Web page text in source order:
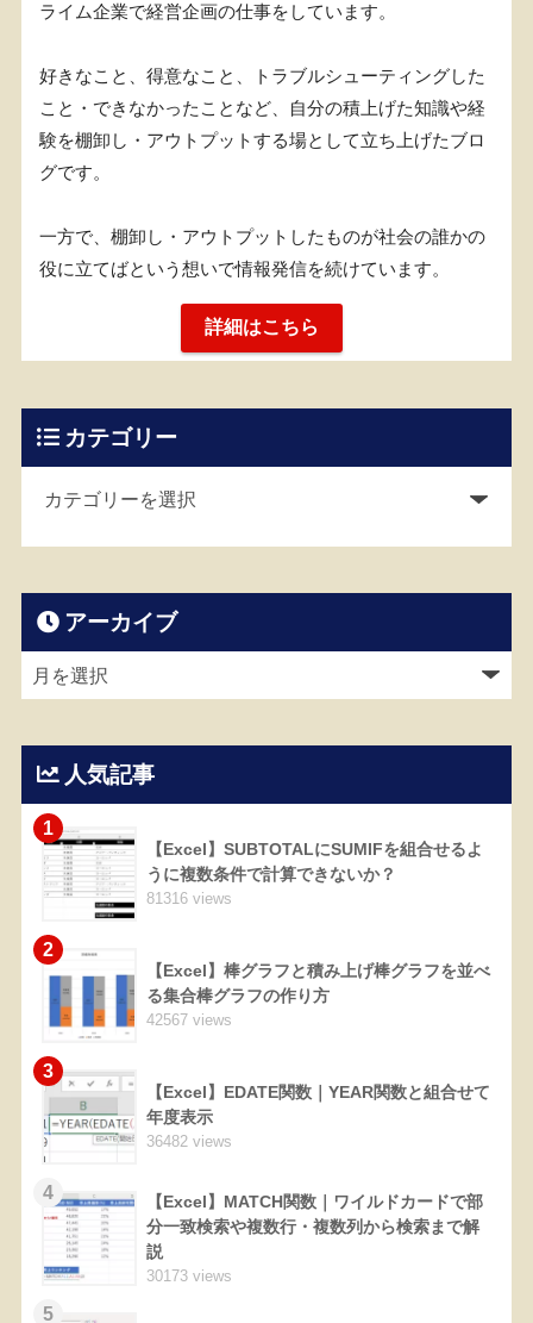
ライム企業で経営企画の仕事をしています。
好きなこと、得意なこと、トラブルシューティングした
こと・できなかったことなど、自分の積上げた知識や経
験を棚卸し・アウトプットする場として立ち上げたブロ
グです。
一方で、棚卸し・アウトプットしたものが社会の誰かの
役に立てばという想いで情報発信を続けています。
詳細はこちら
カテゴリー
アーカイブ
人気記事
1
【Excel】SUBTOTALにSUMIFを組合せるよ
うに複数条件で計算できないか？
81316 views
2
【Excel】棒グラフと積み上げ棒グラフを並べ
る集合棒グラフの作り方
42567 views
3
【Excel】EDATE関数｜YEAR関数と組合せて
年度表示
36482 views
4
【Excel】MATCH関数｜ワイルドカードで部
分一致検索や複数行・複数列から検索まで解
説
30173 views
5